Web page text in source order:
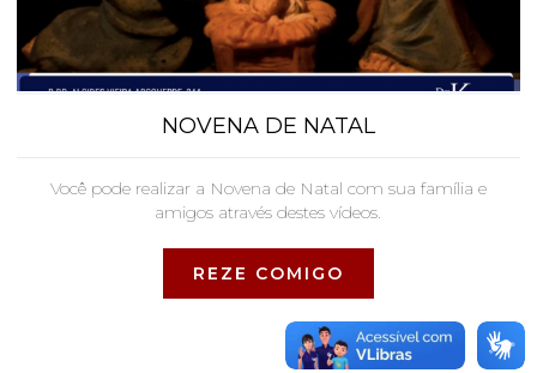
NOVENA DE NATAL
Você pode realizar a Novena de Natal com sua família e
amigos através destes vídeos.
REZE COMIGO